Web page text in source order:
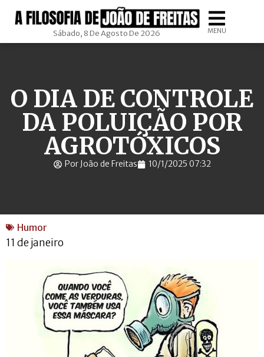
Sábado, 8 De Agosto De 2026 MENU
O DIA DE CONTROLE
DA POLUIÇÃO POR
AGROTÓXICOS
Por João de Freitas 10/1/2025 07:32
Humor
11 de janeiro